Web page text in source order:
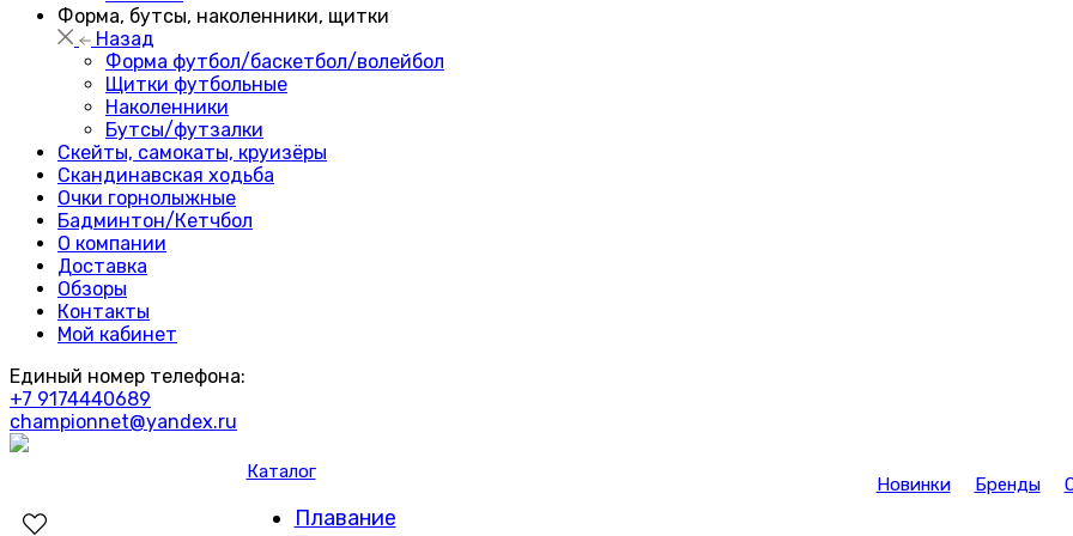
Форма, бутсы, наколенники, щитки
Назад
Форма футбол/баскетбол/волейбол
Щитки футбольные
Наколенники
Бутсы/футзалки
Скейты, самокаты, круизёры
Скандинавская ходьба
Очки горнолыжные
Бадминтон/Кетчбол
О компании
Доставка
Обзоры
Контакты
Мой кабинет
Единый номер телефона:
+7 9174440689
championnet@yandex.ru
Каталог
Плавание
Новинки Бренды